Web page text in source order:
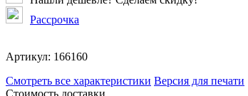
Рассрочка
Артикул: 166160
Смотреть все характеристики Версия для печати
Стоимость доставки